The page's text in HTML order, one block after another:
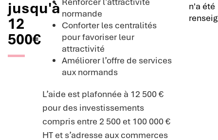
jusqu'à
12
500€
normande
Conforter les centralités
pour favoriser leur
attractivité
Améliorer l’offre de services
aux normands
L’aide est plafonnée à 12 500 €
pour des investissements
compris entre 2 500 et 100 000 €
HT et s’adresse aux commerces
n'a été